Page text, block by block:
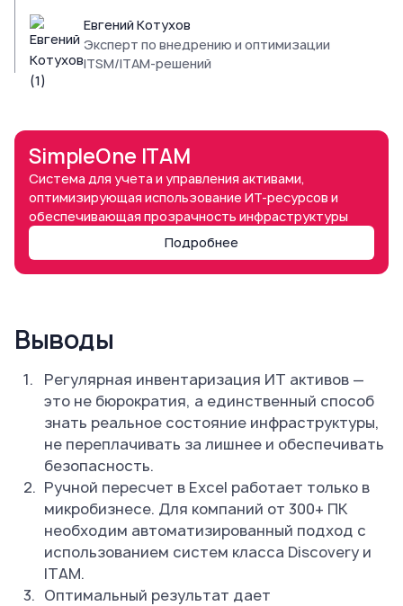
Евгений Котухов
Эксперт по внедрению и оптимизации
ITSM/ITAM-решений
SimpleOne ITAM
Система для учета и управления активами,
оптимизирующая использование ИТ-ресурсов и
обеспечивающая прозрачность инфраструктуры
Подробнее
Выводы
Регулярная инвентаризация ИТ активов —
это не бюрократия, а единственный способ
знать реальное состояние инфраструктуры,
не переплачивать за лишнее и обеспечивать
безопасность.
Ручной пересчет в Excel работает только в
микробизнесе. Для компаний от 300+ ПК
необходим автоматизированный подход с
использованием систем класса Discovery и
ITAM.
Оптимальный результат дает